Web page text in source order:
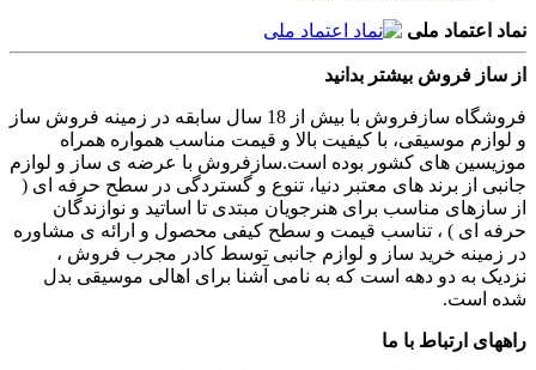
نماد اعتماد ملی
از ساز فروش بیشتر بدانید
فروشگاه سازفروش با بیش از 18 سال سابقه در زمینه فروش ساز
و لوازم موسیقی، با کیفیت بالا و قیمت مناسب همواره همراه
موزیسین های کشور بوده است.سازفروش با عرضه ی ساز و لوازم
جانبی از برند های معتبر دنیا، تنوع و گستردگی در سطح حرفه ای (
از سازهای مناسب برای هنرجویان مبتدی تا اساتید و نوازندگان
حرفه ای ) ، تناسب قیمت و سطح کیفی محصول و ارائه ی مشاوره
در زمینه خرید ساز و لوازم جانبی توسط کادر مجرب فروش ،
نزدیک به دو دهه است که به نامی آشنا برای اهالی موسیقی بدل
شده است.
راههای ارتباط با ما